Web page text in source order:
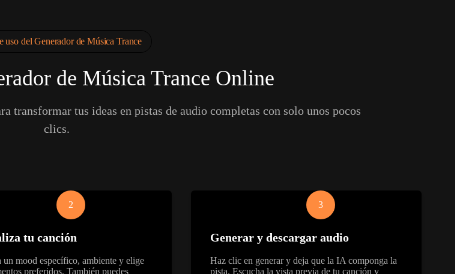
uso del Generador de Música Trance
de Música Trance Online
transformar tus ideas en pistas de audio completas con solo unos pocos
clics.
2
tu canción
un mood específico, ambiente y elige
preferidos. También puedes
3
Generar y descargar audio
Haz clic en generar y deja que la IA componga la
pista. Escucha la vista previa de tu canción y